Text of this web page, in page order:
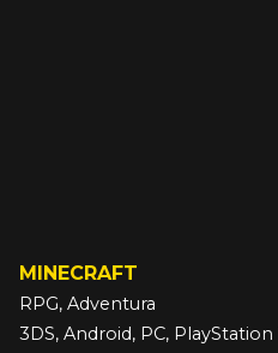
MINECRAFT
RPG, Adventura